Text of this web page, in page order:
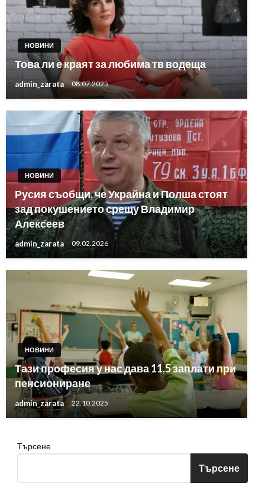
НОВИНИ
Това ли е краят за любима тв водеща
admin_zarata 08.07.2025
НОВИНИ
Русия съобщи, че Украйна и Полша стоят
зад покушението срещу Владимир
Алексеев
admin_zarata 09.02.2026
НОВИНИ
Тази професия у нас дава 11,5 заплати при
пенсиониране
admin_zarata 22.10.2025
Търсене
Търсене